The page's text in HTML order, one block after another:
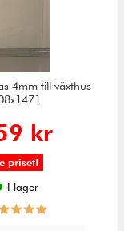
4mm till växthus
kr
priset!
I lager